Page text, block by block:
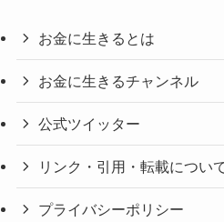
お金に生きるとは
お金に生きるチャンネル
公式ツイッター
リンク・引用・転載につい
プライバシーポリシー